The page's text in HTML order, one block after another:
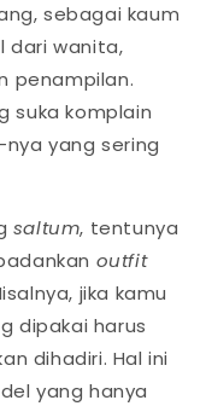
sebagai kaum
dari wanita,
penampilan.
suka komplain
-nya yang sering
saltum, tentunya
outfit
jika kamu
dipakai harus
dihadiri. Hal ini
yang hanya